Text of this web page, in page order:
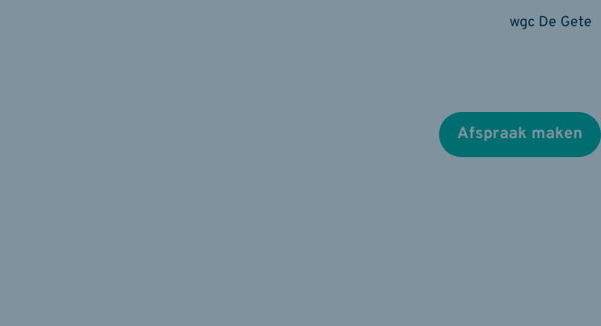
wgc De Gete
Afspraak maken